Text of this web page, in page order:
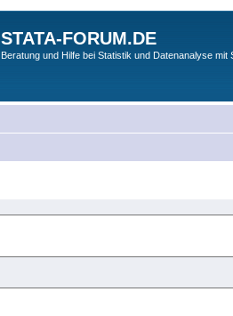
STATA-FORUM.DE
Beratung und Hilfe bei Statistik und Datenanalyse mit